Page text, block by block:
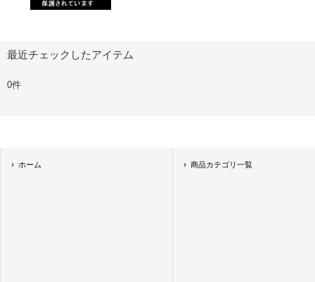
最近チェックしたアイテム
0件
ホーム 商品カテゴリ一覧